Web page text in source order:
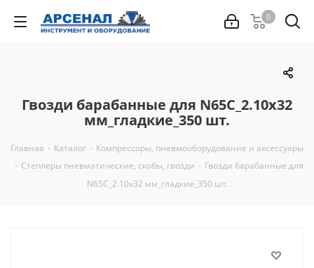
0
Гвозди барабанные для N65C_2.10x32
мм_гладкие_350 шт.
Главная - Каталог - Компрессоры, пневмооборудование и аксессуары
- Степлеры пневматические, скобы, гвозди - Гвозди барабанные для
N65C_2.10x32 мм_гладкие_350 шт.